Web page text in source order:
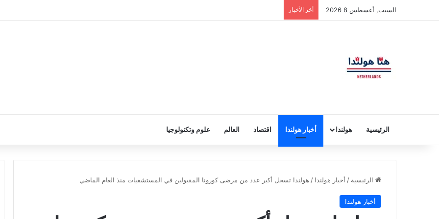
السبت, أغسطس 8 2026 أخر الأخبار
الرئيسية هولندا أخبار هولندا اقتصاد العالم علوم وتكنولوجيا
الرئيسية / أخبار هولندا / هولندا تسجل أكبر عدد من مرضى كورونا المقبولين في المستشفيات منذ العام الماضي
أخبار هولندا